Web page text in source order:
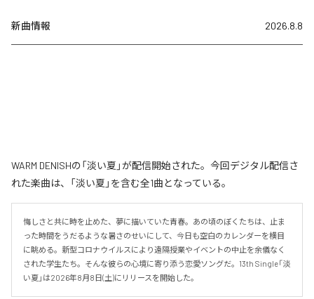
新曲情報 2026.8.8
WARM DENISHの「淡い夏」が配信開始された。今回デジタル配信さ
れた楽曲は、「淡い夏」を含む全1曲となっている。
悔しさと共に時を止めた、夢に描いていた青春。あの頃のぼくたちは、止ま
った時間をうだるような暑さのせいにして、今日も空白のカレンダーを横目
に眺める。新型コロナウイルスにより遠隔授業やイベントの中止を余儀なく
された学生たち。そんな彼らの心境に寄り添う恋愛ソングだ。13th Single「淡
い夏」は2026年8月8日(土)にリリースを開始した。